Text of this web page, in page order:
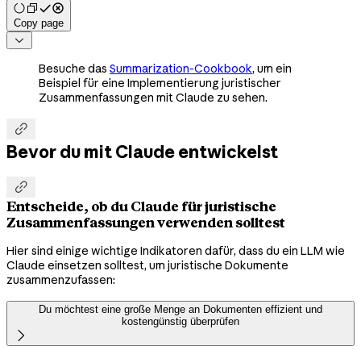
Copy page

Besuche das Summarization-Cookbook, um ein
Beispiel für eine Implementierung juristischer
Zusammenfassungen mit Claude zu sehen.

Bevor du mit Claude entwickelst

Entscheide, ob du Claude für juristische
Zusammenfassungen verwenden solltest
Hier sind einige wichtige Indikatoren dafür, dass du ein LLM wie
Claude einsetzen solltest, um juristische Dokumente
zusammenzufassen:
Du möchtest eine große Menge an Dokumenten effizient und
kostengünstig überprüfen
